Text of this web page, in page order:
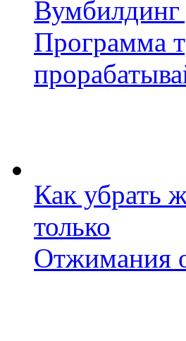
Программа
Как убрать
только
Отжимания